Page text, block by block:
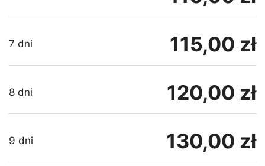
7 dni 115,00 zł
8 dni 120,00 zł
9 dni 130,00 zł